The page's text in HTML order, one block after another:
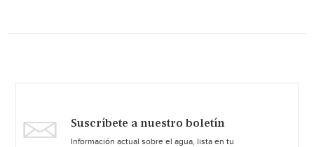
Suscríbete a nuestro boletín
Información actual sobre el agua, lista en tu